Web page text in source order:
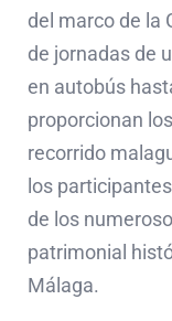
del marco de la
de jornadas de
en autobús
proporcionan
recorrido
los
de los
patrimonial
Málaga.